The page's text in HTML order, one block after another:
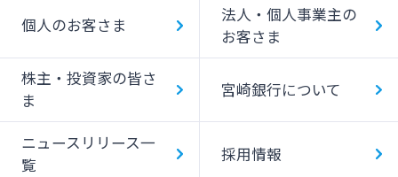
個人のお客さま
法人・個人事業主の
お客さま
株主・投資家の皆さ
ま
宮崎銀行について
ニュースリリース一
覧
採用情報